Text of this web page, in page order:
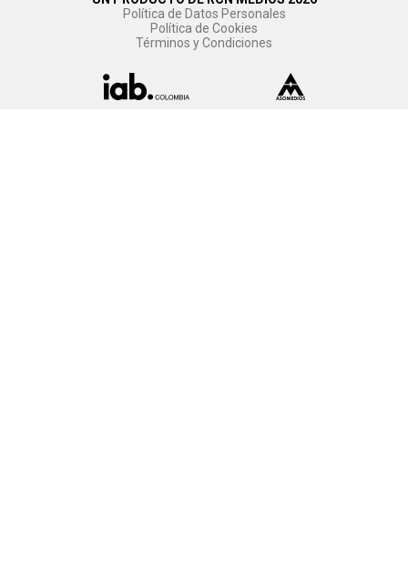
Política de Datos Personales
Política de Cookies
Términos y Condiciones